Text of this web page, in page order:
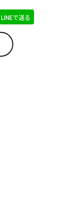
LINEで送る